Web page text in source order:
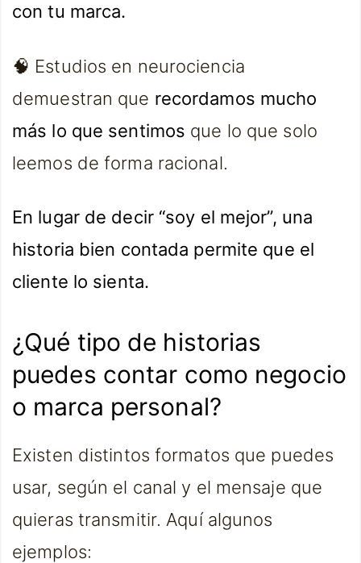
con tu marca.
🧠 Estudios en neurociencia
demuestran que recordamos mucho
más lo que sentimos que lo que solo
leemos de forma racional.
En lugar de decir “soy el mejor”, una
historia bien contada permite que el
cliente lo sienta.
¿Qué tipo de historias
puedes contar como negocio
o marca personal?
Existen distintos formatos que puedes
usar, según el canal y el mensaje que
quieras transmitir. Aquí algunos
ejemplos: